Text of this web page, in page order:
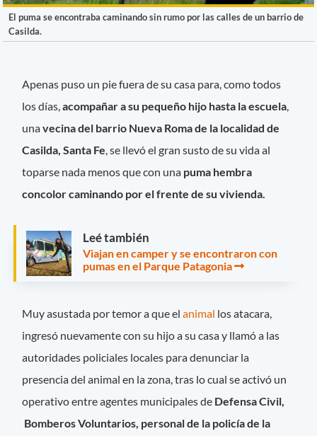
El puma se encontraba caminando sin rumo por las calles de un barrio de
Casilda.
Apenas puso un pie fuera de su casa para, como todos
los días,acompañar a su pequeño hijo hasta la escuela
unavecina del barrio Nueva Roma de la localidad de
Casilda, Santa Fe , se llevó el gran susto de su vida al
toparse nada menos que con una puma hembra
concolor caminando por el frente de su vivienda.
Leé también
Viajan en camper y se encontraron con
pumas en el Parque Patagonia
Muy asustada por temor a que elanimal los atacara,
ingresó nuevamente con su hijo a su casa y llamó a las
autoridades policiales locales para denunciar la
presencia del animal en la zona, tras lo cual se activó un
operativo entre agentes municipales de Defensa Civil,
Bomberos Voluntarios, personal de la policía de la